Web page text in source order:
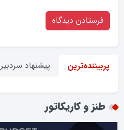
پربیننده‌ترین پیشنهاد سردبیر
طنز و کاریکاتور